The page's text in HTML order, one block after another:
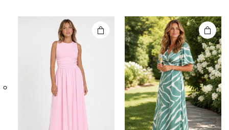
priset
var:
799,95 kr.
priset
är:
479,97 kr.